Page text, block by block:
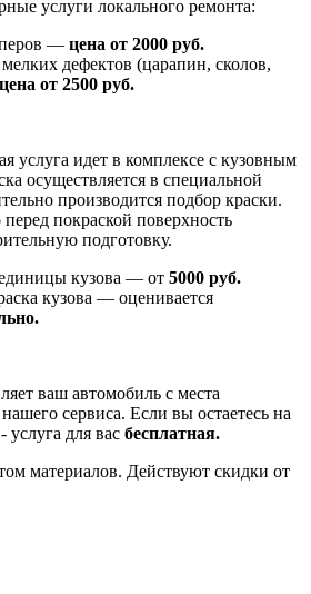
услуги локального ремонта:
— цена от 2000 руб.
дефектов (царапин, сколов,
цена от 2500 руб.
услуга идет в комплексе с кузовным
осуществляется в специальной
производится подбор краски.
покраской поверхность
подготовку.
кузова — от 5000 руб.
кузова — оценивается
ваш автомобиль с места
сервиса. Если вы остаетесь на
услуга для вас бесплатная.
материалов. Действуют скидки от